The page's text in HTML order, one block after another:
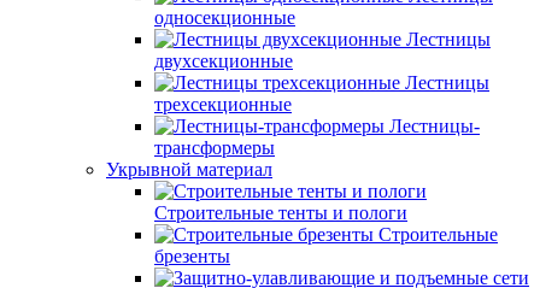
односекционные
Лестницы
двухсекционные
Лестницы
трехсекционные
Лестницы-
трансформеры
Укрывной материал
Строительные тенты и пологи
Строительные
брезенты